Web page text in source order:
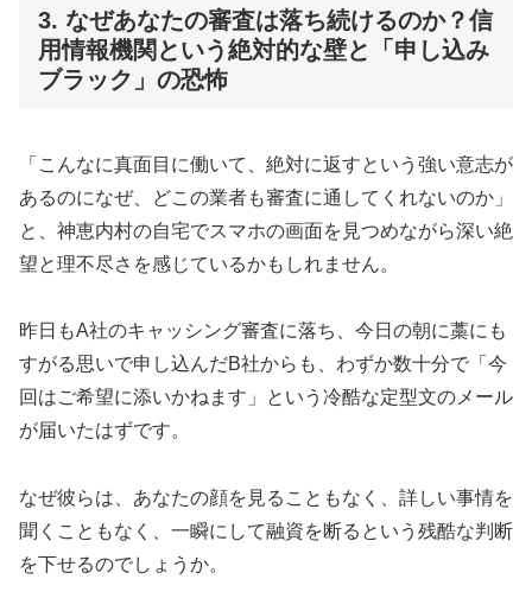
3. なぜあなたの審査は落ち続けるのか？信
用情報機関という絶対的な壁と「申し込み
ブラック」の恐怖
「こんなに真面目に働いて、絶対に返すという強い意志が
あるのになぜ、どこの業者も審査に通してくれないのか」
と、神恵内村の自宅でスマホの画面を見つめながら深い絶
望と理不尽さを感じているかもしれません。
昨日もA社のキャッシング審査に落ち、今日の朝に藁にも
すがる思いで申し込んだB社からも、わずか数十分で「今
回はご希望に添いかねます」という冷酷な定型文のメール
が届いたはずです。
なぜ彼らは、あなたの顔を見ることもなく、詳しい事情を
聞くこともなく、一瞬にして融資を断るという残酷な判断
を下せるのでしょうか。